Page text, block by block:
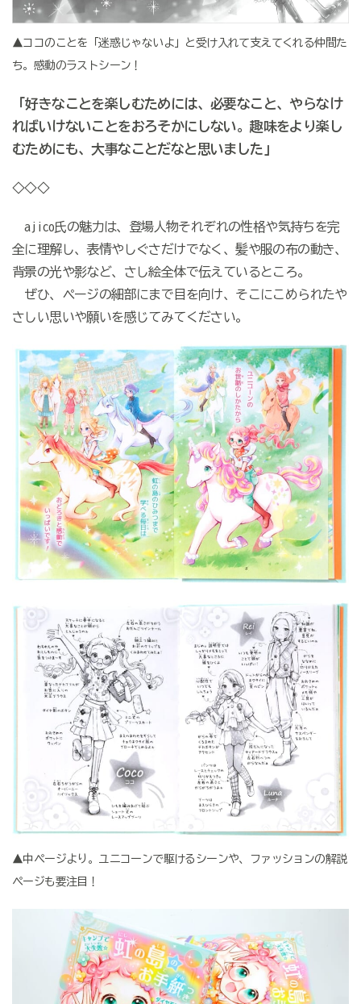
▲ココのことを「迷惑じゃないよ」と受け入れて支えてくれる仲間た
ち。感動のラストシーン！
「好きなことを楽しむためには、必要なこと、やらなけ
ればいけないことをおろそかにしない。趣味をより楽し
むためにも、大事なことだなと思いました」
◇◇◇
ajico氏の魅力は、登場人物それぞれの性格や気持ちを完
全に理解し、表情やしぐさだけでなく、髪や服の布の動き、
背景の光や影など、さし絵全体で伝えているところ。
ぜひ、ページの細部にまで目を向け、そこにこめられたや
さしい思いや願いを感じてみてください。
▲中ページより。ユニコーンで駆けるシーンや、ファッションの解説
ページも要注目！